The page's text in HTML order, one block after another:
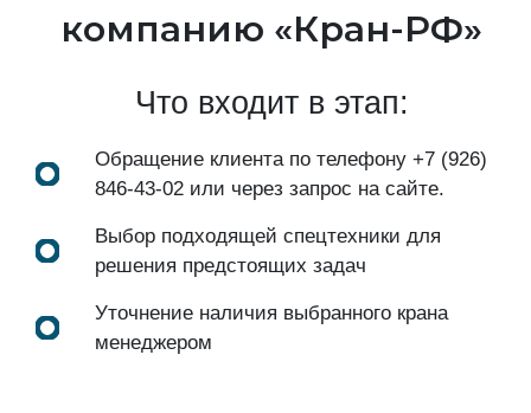
компанию «Кран-РФ»
Что входит в этап:
Обращение клиента по телефону +7 (926)
846-43-02 или через запрос на сайте.
Выбор подходящей спецтехники для
решения предстоящих задач
Уточнение наличия выбранного крана
менеджером